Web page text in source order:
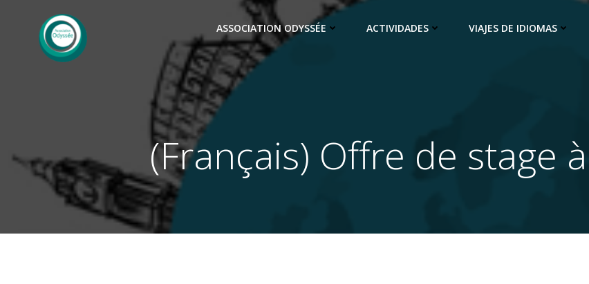
contenido
ASSOCIATION ODYSSÉE ACTIVIDADES VIAJES DE IDIOMAS
(Français) Offre de stage